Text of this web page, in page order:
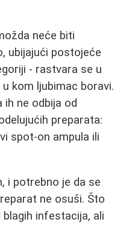
neće biti
ubijajući postojeće
- rastvara se u
kom ljubimac boravi.
ne odbija od
preparata:
spot-on ampula ili
i potrebno je da se
ne osuši. Što
infestacija, ali